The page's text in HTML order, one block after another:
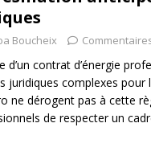
Boucheix
d’un contrat d’énergie
juridiques complexes pour
ne dérogent pas à cette
de respecter un